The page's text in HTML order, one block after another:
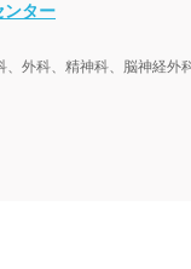
ンター